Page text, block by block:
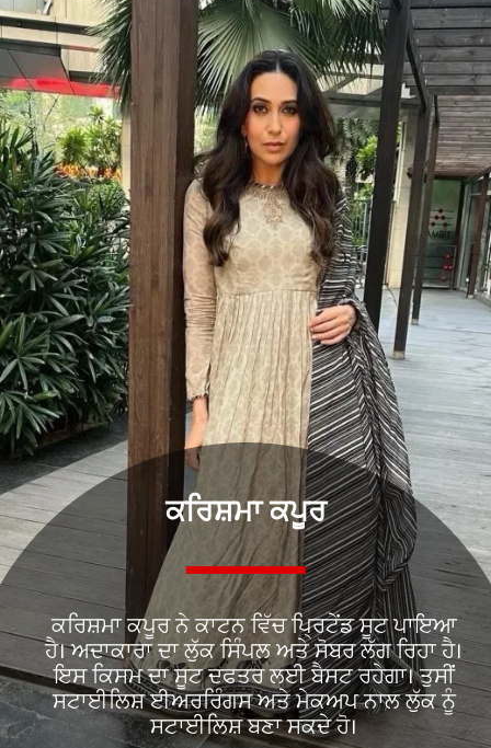
ਕਰਿਸ਼ਮਾ ਕਪੂਰ ਨੇ ਕਾਟਨ ਵਿੱਚ ਪ੍ਰਿਟੇਂਡ ਸੂਟ ਪਾਇਆ
ਹੈ। ਅਦਾਕਾਰਾ ਦਾ ਲੁੱਕ ਸਿੰਪਲ ਅਤੇ ਸੋਬਰ ਲੱਗ ਰਿਹਾ ਹੈ।
ਇਸ ਕਿਸਮ ਦਾ ਸੂਟ ਦਫਤਰ ਲਈ ਬੈਸਟ ਰਹੇਗਾ। ਤੁਸੀਂ
ਸਟਾਈਲਿਸ਼ ਈਅਰਰਿੰਗਸ ਅਤੇ ਮੇਕਅਪ ਨਾਲ ਲੁੱਕ ਨੂੰ
ਸਟਾਈਲਿਸ਼ ਬਣਾ ਸਕਦੇ ਹੋ।
ਕਰਿਸ਼ਮਾ ਕਪੂਰ